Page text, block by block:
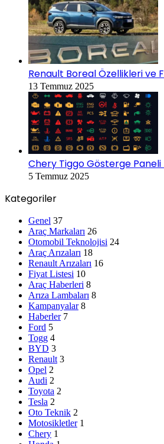
Renault Boreal Özellikleri ve
13 Temmuz 2025
Chery Tiggo Gösterge Paneli
5 Temmuz 2025
Kategoriler
Genel 37
Araç Markaları 26
Otomobil Teknolojisi 24
Araç Arızaları 18
Renault Arızaları 16
Fiyat Listesi 10
Araç Haberleri 8
Arıza Lambaları 8
Kampanyalar 8
Haberler 7
Ford 5
Togg 4
BYD 3
Renault 3
Opel 2
Audi 2
Toyota 2
Tesla 2
Oto Teknik 2
Motosikletler 1
Chery 1